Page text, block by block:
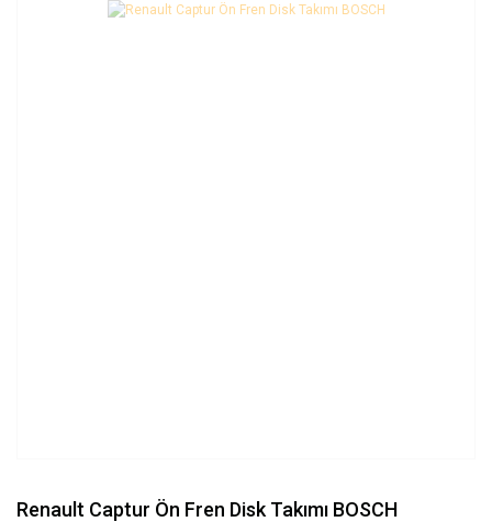
Renault Captur Ön Fren Disk Takımı BOSCH